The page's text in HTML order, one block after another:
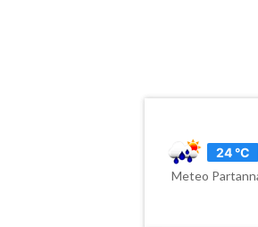
24 °C
Meteo